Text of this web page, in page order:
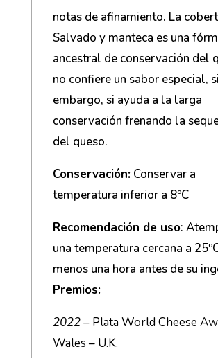
notas de afinamiento. La
Salvado y manteca es una
ancestral de conservación del
no confiere un sabor especial,
embargo, si ayuda a la larga
conservación frenando la
del queso.
Conservación:Conservar a
temperatura inferior a 8ºC
Recomendación de uso:
una temperatura cercana a
menos una hora antes de su
Premios:
2022– Plata World Cheese
Wales – U.K.